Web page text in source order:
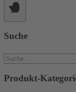
Suche
Suchen
nach:
Produkt-